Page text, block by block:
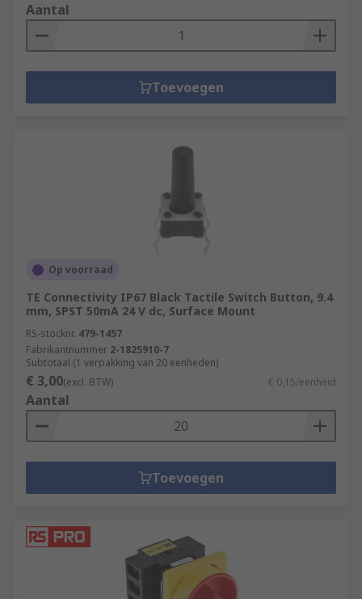
Aantal
Toevoegen
Op voorraad
TE Connectivity IP67 Black Tactile Switch Button, 9.4
mm, SPST 50mA 24 V dc, Surface Mount
RS-stocknr. 479-1457
Fabrikantnummer 2-1825910-7
Subtotaal (1 verpakking van 20 eenheden)
€ 3,00(excl. BTW) € 0,15/eenheid
Aantal
Toevoegen